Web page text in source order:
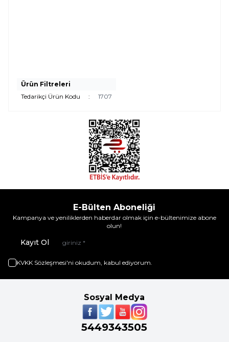
Ürün Filtreleri
Tedarikçi Ürün Kodu
: 1707
E-Bülten Aboneliği
Kampanya ve yeniliklerden haberdar olmak için e-bültenimize abone
olun!
Kayıt Ol
KVKK Sözleşmesi'ni okudum, kabul ediyorum.
Sosyal Medya
5449343505